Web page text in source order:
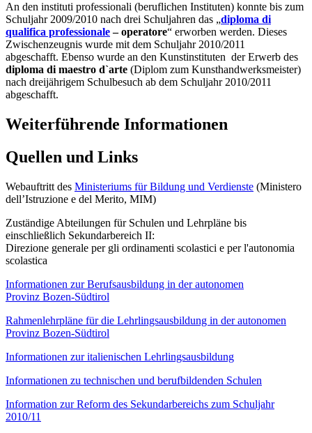
An den instituti professionali (beruflichen Instituten) konnte bis zum
Schuljahr 2009/2010 nach drei Schuljahren das „diploma di
qualifica professionale– operatore“ erworben werden. Dieses
Zwischenzeugnis wurde mit dem Schuljahr 2010/2011
abgeschafft. Ebenso wurde an den Kunstinstituten der Erwerb des
diploma di maestro d`arte (Diplom zum Kunsthandwerksmeister)
nach dreijährigem Schulbesuch ab dem Schuljahr 2010/2011
abgeschafft.
Weiterführende Informationen
Quellen und Links
Webauftritt des Ministeriums für Bildung und Verdienste (Ministero
dell’Istruzione e del Merito, MIM)
Zuständige Abteilungen für Schulen und Lehrpläne bis
einschließlich Sekundarbereich II:
Direzione generale per gli ordinamenti scolastici e per l'autonomia
scolastica
Informationen zur Berufsausbildung in der autonomen
Provinz Bozen-Südtirol
Rahmenlehrpläne für die Lehrlingsausbildung in der autonomen
Provinz Bozen-Südtirol
Informationen zur italienischen Lehrlingsausbildung
Informationen zu technischen und berufbildenden Schulen
Information zur Reform des Sekundarbereichs zum Schuljahr
2010/11